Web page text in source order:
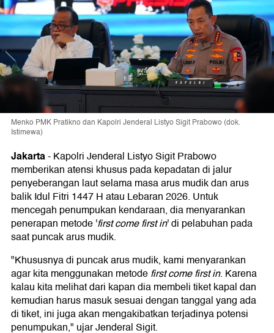
Menko PMK Pratikno dan Kapolri Jenderal Listyo Sigit Prabowo (dok.
Istimewa)
Jakarta-Kapolri Jenderal Listyo Sigit Prabowo
memberikan atensi khusus pada kepadatan di jalur
penyeberangan laut selama masa arus mudik dan arus
balik Idul Fitri 1447 H atau Lebaran 2026. Untuk
mencegah penumpukan kendaraan, dia menyarankan
penerapan metode 'first come first in' di pelabuhan pada
saat puncak arus mudik.
"Khususnya di puncak arus mudik, kami menyarankan
agar kita menggunakan metodefirst come first in. Karena
kalau kita melihat dari kapan dia membeli tiket kapal dan
kemudian harus masuk sesuai dengan tanggal yang ada
di tiket, ini juga akan mengakibatkan terjadinya potensi
penumpukan," ujar Jenderal Sigit.